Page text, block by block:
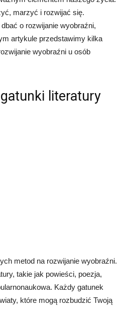
marzyć i rozwijać się.
o rozwijanie wyobraźni,
artykule przedstawimy kilka
wyobraźni u osób
literatury
metod na rozwijanie wyobraźni.
takie jak powieści, poezja,
Każdy gatunek
które mogą rozbudzić Twoją